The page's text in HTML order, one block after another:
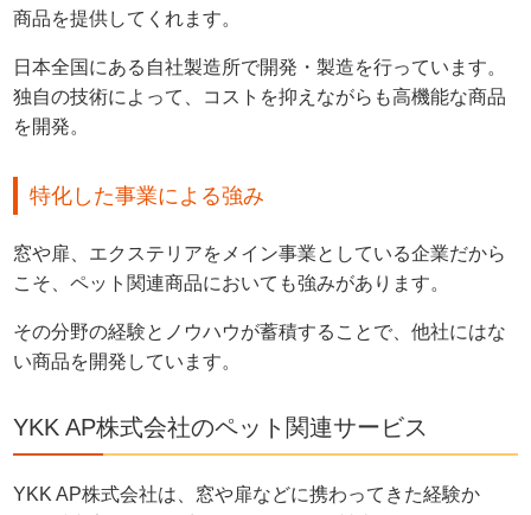
商品を提供してくれます。
日本全国にある自社製造所で開発・製造を行っています。
独自の技術によって、コストを抑えながらも高機能な商品
を開発。
特化した事業による強み
窓や扉、エクステリアをメイン事業としている企業だから
こそ、ペット関連商品においても強みがあります。
その分野の経験とノウハウが蓄積することで、他社にはな
い商品を開発しています。
YKK AP株式会社のペット関連サービス
YKK AP株式会社は、窓や扉などに携わってきた経験か